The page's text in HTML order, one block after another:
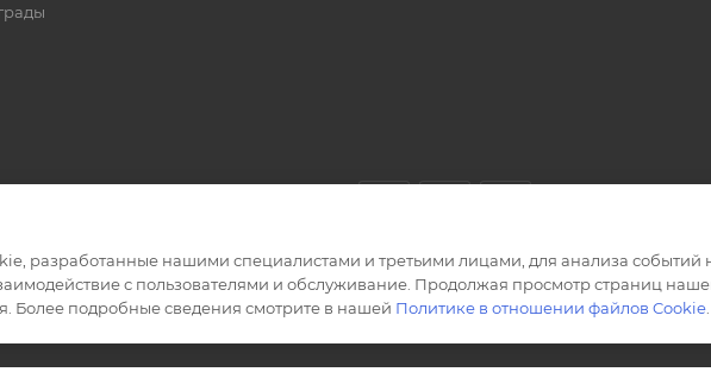
разработанные нашими специалистами и третьими лицами, для анализа событий
с пользователями и обслуживание. Продолжая просмотр страниц
Более подробные сведения смотрите в нашей Политике в отношении файлов Cookie